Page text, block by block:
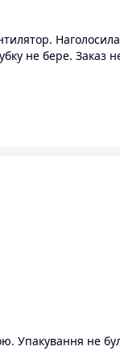
не бере. Заказ
не